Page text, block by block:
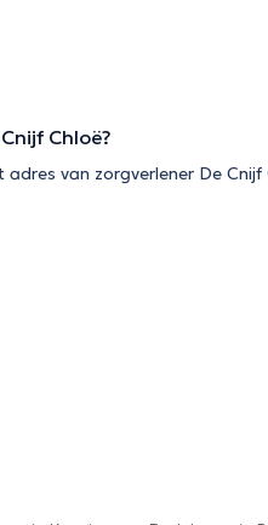
Chloë?
van zorgverlener De Cnijf